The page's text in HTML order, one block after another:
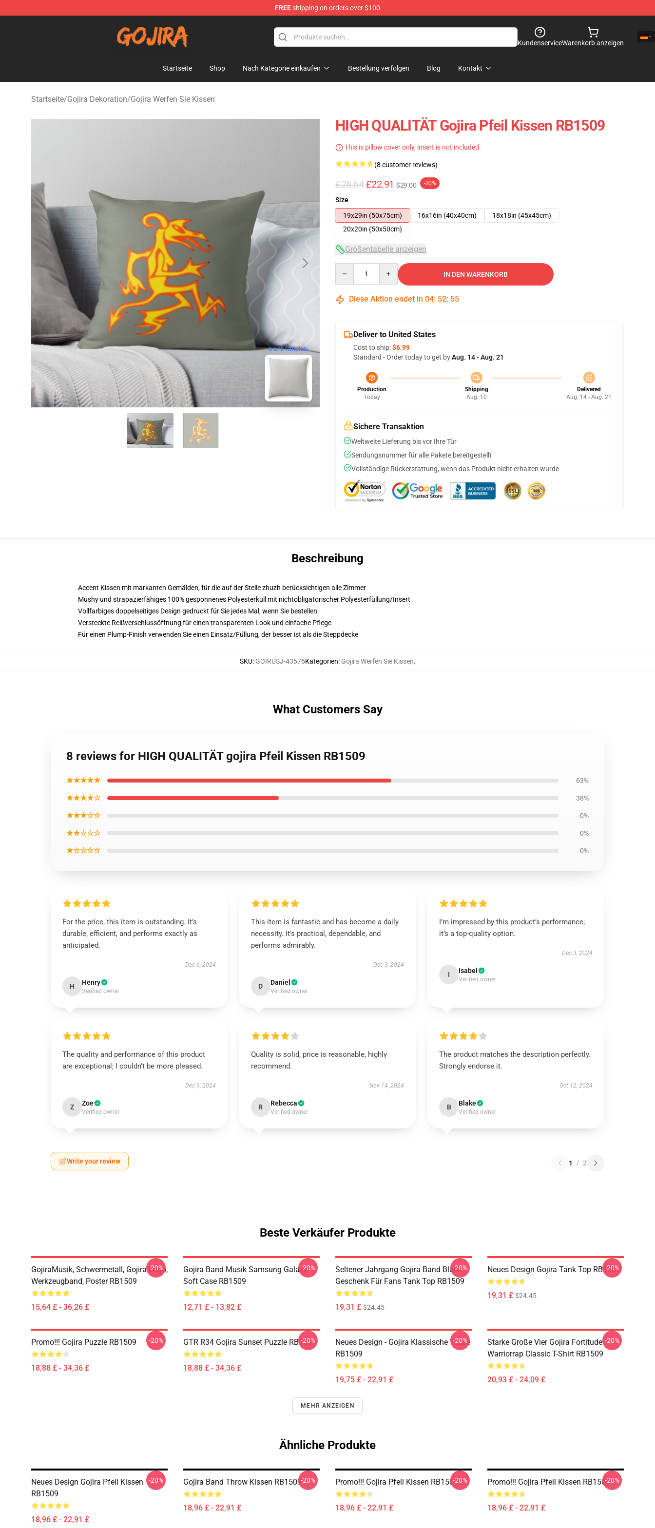
FREEshipping on orders over $100
KundenserviceWarenkorb anzeigen
Startseite Shop Nach Kategorie einkaufen Bestellung verfolgen Blog Kontakt
Startseite/Gojira Dekoration/Gojira Werfen Sie Kissen
blank template
HIGH QUALITÄT Gojira Pfeil Kissen RB1509
This is pillow cover only, insert is not included.
(8 customer reviews)
£28.64 £22.91 $29.00 -20%
Size
19x29in (50x75cm)
16x16in (40x40cm)
18x18in (45x45cm)
20x20in (50x50cm)
Größentabelle anzeigen
IN DEN WARENKORB
Diese Aktion endet in 04: 52: 54
Deliver to United States
Cost to ship:$6.99
Standard - Order today to get byAug. 14 - Aug. 21
Production
Today
Shipping
Aug. 10
Delivered
Aug. 14 - Aug. 21
Sichere Transaktion
Weltweite Lieferung bis vor Ihre Tür
Sendungsnummer für alle Pakete bereitgestellt
Vollständige Rückerstattung, wenn das Produkt nicht erhalten wurde
Beschreibung
Accent Kissen mit markanten Gemälden, für die auf der Stelle zhuzh berücksichtigen alle Zimmer
Mushy und strapazierfähiges 100% gesponnenes Polyesterkull mit nichtobligatorischer Polyesterfüllung/Insert
Vollfarbiges doppelseitiges Design gedruckt für Sie jedes Mal, wenn Sie bestellen
Versteckte Reißverschlussöffnung für einen transparenten Look und einfache Pflege
Für einen Plump-Finish verwenden Sie einen Einsatz/Füllung, der besser ist als die Steppdecke
SKU: GOIRUSJ-43576Kategorien: Gojira Werfen Sie Kissen,
What Customers Say
8 reviews for HIGH QUALITÄT gojira Pfeil Kissen RB1509
★★★★★ 63%
★★★★☆ 38%
★★★☆☆ 0%
★★☆☆☆ 0%
★☆☆☆☆ 0%
For the price, this item is outstanding. It’s
durable, efficient, and performs exactly as
anticipated.
Dec 6, 2024
H Henry
Verified owner
This item is fantastic and has become a daily
necessity. It's practical, dependable, and
performs admirably.
Dec 3, 2024
D Daniel
Verified owner
I’m impressed by this product’s performance;
it’s a top-quality option.
Dec 3, 2024
I Isabel
Verified owner
The quality and performance of this product
are exceptional; I couldn’t be more pleased.
Dec 3, 2024
Z Zoe
Verified owner
Quality is solid, price is reasonable, highly
recommend.
Nov 14, 2024
R Rebecca
Verified owner
The product matches the description perfectly.
Strongly endorse it.
Oct 12, 2024
B Blake
Verified owner
Write your review 1 / 2
Beste Verkäufer Produkte
GojiraMusik, Schwermetall, Gojira Logo,
Werkzeugband, Poster RB1509
15,64 £ - 36,26 £
-20%
Gojira Band Musik Samsung Galaxy
Soft Case RB1509
12,71 £ - 13,82 £
-20%
Seltener Jahrgang Gojira Band Black
Geschenk Für Fans Tank Top RB1509
19,31 £ $24.45
-20% Neues Design Gojira Tank Top RB1509
19,31 £ $24.45
-20%
Promo!!! Gojira Puzzle RB1509
18,88 £ - 34,36 £
-20% GTR R34 Gojira Sunset Puzzle RB1509
18,88 £ - 34,36 £
-20%
Neues Design - Gojira Klassische Tasse
RB1509
19,75 £ - 22,91 £
-20%
Starke Große Vier Gojira Fortitude
Warriorrap Classic T-Shirt RB1509
20,93 £ - 24,09 £
-20%
MEHR ANZEIGEN
Ähnliche Produkte
Neues Design Gojira Pfeil Kissen
RB1509
18,96 £ - 22,91 £
-20% Gojira Band Throw Kissen RB1509
18,96 £ - 22,91 £
-20% Promo!!! Gojira Pfeil Kissen RB1509
18,96 £ - 22,91 £
-20% Promo!!! Gojira Pfeil Kissen RB1509
18,96 £ - 22,91 £
-20%